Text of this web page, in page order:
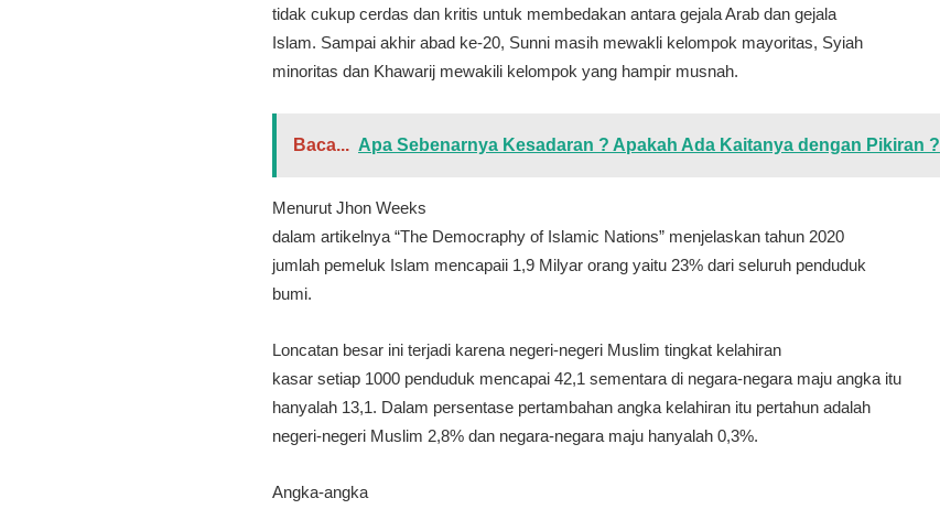
tidak cukup cerdas dan kritis untuk membedakan antara gejala Arab dan gejala
Islam. Sampai akhir abad ke-20, Sunni masih mewakli kelompok mayoritas, Syiah
minoritas dan Khawarij mewakili kelompok yang hampir musnah.
Baca... Apa Sebenarnya Kesadaran ? Apakah Ada Kaitanya dengan Pikiran ?
Menurut Jhon Weeks
dalam artikelnya “The Democraphy of Islamic Nations” menjelaskan tahun 2020
jumlah pemeluk Islam mencapaii 1,9 Milyar orang yaitu 23% dari seluruh penduduk
bumi.
Loncatan besar ini terjadi karena negeri-negeri Muslim tingkat kelahiran
kasar setiap 1000 penduduk mencapai 42,1 sementara di negara-negara maju angka itu
hanyalah 13,1. Dalam persentase pertambahan angka kelahiran itu pertahun adalah
negeri-negeri Muslim 2,8% dan negara-negara maju hanyalah 0,3%.
Angka-angka